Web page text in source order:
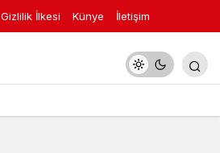
Gizlilik İlkesi Künye İletişim